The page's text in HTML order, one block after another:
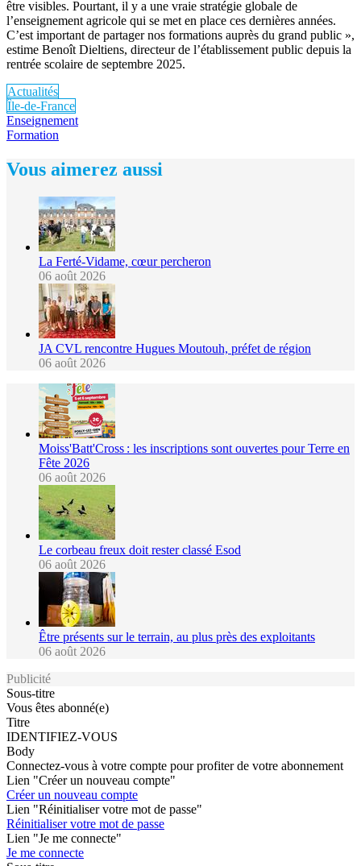
être visibles. Pourtant, il y a une vraie stratégie globale de
l’enseignement agricole qui se met en place ces dernières années.
C’est important de partager nos formations auprès du grand public »,
estime Benoît Dieltiens, directeur de l’établissement public depuis la
rentrée scolaire de septembre 2025.
Actualités
Île-de-France
Enseignement
Formation
Vous aimerez aussi
La Ferté-Vidame, cœur percheron
06 août 2026
JA CVL rencontre Hugues Moutouh, préfet de région
06 août 2026
Moiss'Batt'Cross : les inscriptions sont ouvertes pour Terre en
Fête 2026
06 août 2026
Le corbeau freux doit rester classé Esod
06 août 2026
Être présents sur le terrain, au plus près des exploitants
06 août 2026
Publicité
Sous-titre
Vous êtes abonné(e)
Titre
IDENTIFIEZ-VOUS
Body
Connectez-vous à votre compte pour profiter de votre abonnement
Lien "Créer un nouveau compte"
Créer un nouveau compte
Lien "Réinitialiser votre mot de passe"
Réinitialiser votre mot de passe
Lien "Je me connecte"
Je me connecte